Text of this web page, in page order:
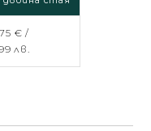
€ /
лв.